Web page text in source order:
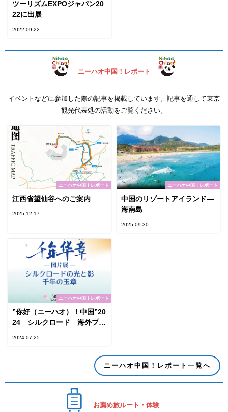
ツーリズムEXPOジャパン20
22に出展
2022-09-22
ニーハオ中国！レポート
イベントなどに参加した際の記事を掲載しています。記事を通して東京
観光代表処の活動をご覧ください。
ニーハオ中国！レポート
江西省望仙谷へのご案内
2025-12-17
ニーハオ中国！レポート
中国のリゾートアイランド—
海南島
2025-09-30
ニーハオ中国！レポート
”你好（ニーハオ）！中国”20
24 シルクロード 海外プロ
2024-07-25
ニーハオ中国！レポート一覧へ
お薦め旅ルート・体験